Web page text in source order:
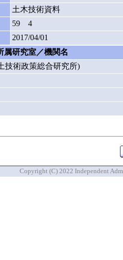
土木技術資料
59 4
2017/04/01
属研究室／機関名
技術政策総合研究所)
Copyright (C) 2022 Independent